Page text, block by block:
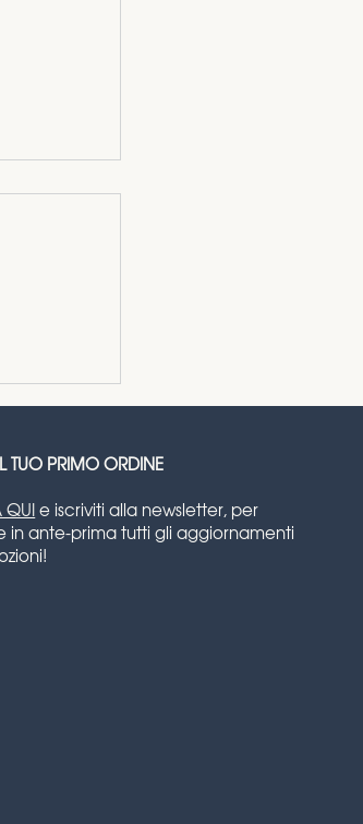
TUO PRIMO ORDINE
e iscriviti alla newsletter, per
in ante-prima tutti gli aggiornamenti